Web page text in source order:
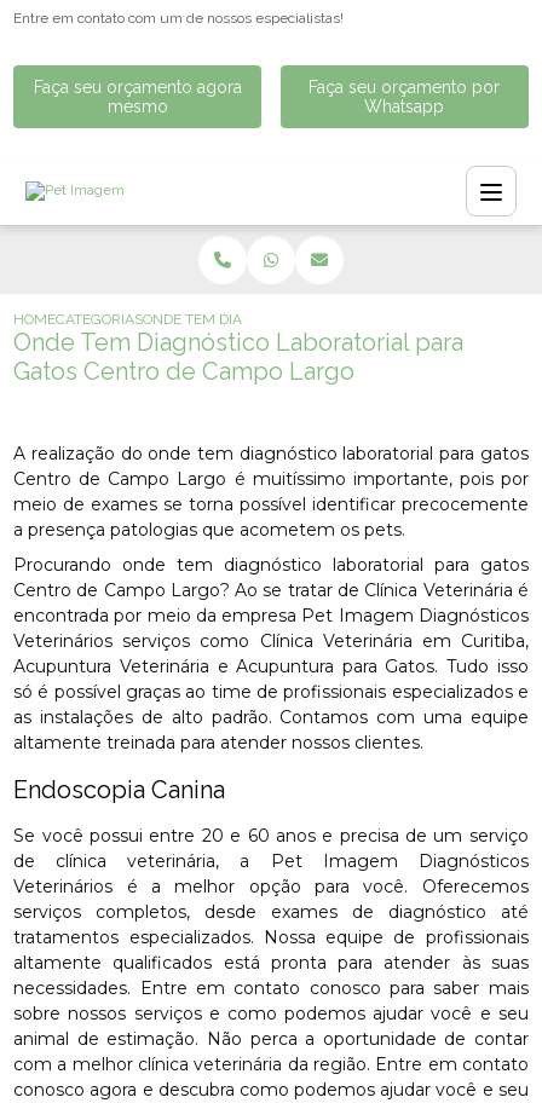
Entre em contato com um de nossos especialistas!
Faça seu orçamento agora
mesmo
Faça seu orçamento por
Whatsapp
HOMECATEGORIASONDE TEM DIAGNÓSTICO LABORATORIAL PARA GATOS
Onde Tem Diagnóstico Laboratorial para
Gatos Centro de Campo Largo
A realização do onde tem diagnóstico laboratorial para gatos
Centro de Campo Largo é muitíssimo importante, pois por
meio de exames se torna possível identificar precocemente
a presença patologias que acometem os pets.
Procurando onde tem diagnóstico laboratorial para gatos
Centro de Campo Largo? Ao se tratar de Clínica Veterinária é
encontrada por meio da empresa Pet Imagem Diagnósticos
Veterinários serviços como Clínica Veterinária em Curitiba,
Acupuntura Veterinária e Acupuntura para Gatos. Tudo isso
só é possível graças ao time de profissionais especializados e
as instalações de alto padrão. Contamos com uma equipe
altamente treinada para atender nossos clientes.
Endoscopia Canina
Se você possui entre 20 e 60 anos e precisa de um serviço
de clínica veterinária, a Pet Imagem Diagnósticos
Veterinários é a melhor opção para você. Oferecemos
serviços completos, desde exames de diagnóstico até
tratamentos especializados. Nossa equipe de profissionais
altamente qualificados está pronta para atender às suas
necessidades. Entre em contato conosco para saber mais
sobre nossos serviços e como podemos ajudar você e seu
animal de estimação. Não perca a oportunidade de contar
com a melhor clínica veterinária da região. Entre em contato
conosco agora e descubra como podemos ajudar você e seu